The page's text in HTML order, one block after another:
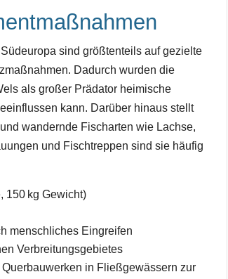
sind größtenteils auf gezielte
Dadurch wurden die
als großer Prädator heimische
kann. Darüber hinaus stellt
wandernde Fischarten wie Lachse,
und Fischtreppen sind sie häufig
150 kg Gewicht)
menschliches Eingreifen
Verbreitungsgebietes
in Fließgewässern zur